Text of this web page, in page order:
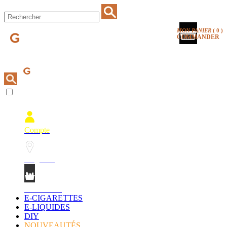
MON PANIER ( 0 )
COMMANDER
Compte
E-CIGARETTES
E-LIQUIDES
DIY
NOUVEAUTÉS